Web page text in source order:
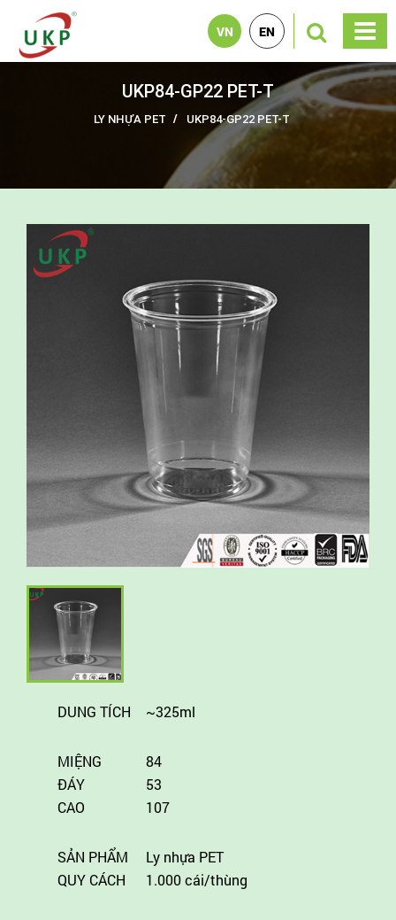
VN EN
UKP84-GP22 PET-T
LY NHỰA PET UKP84-GP22 PET-T
DUNG TÍCH ~325ml
MIỆNG
84
ĐÁY
53
CAO
107
SẢN PHẨM
Ly nhựa PET
QUY CÁCH
1.000 cái/thùng